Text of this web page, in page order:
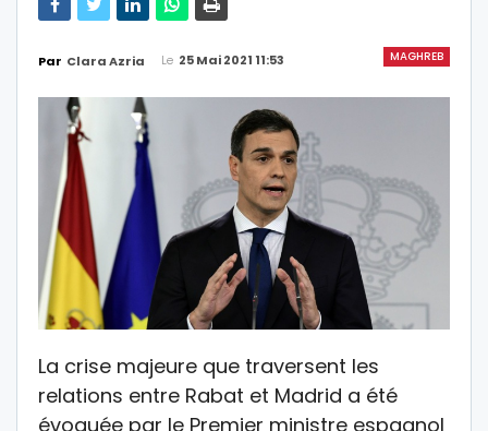
MAGHREB
Par Clara Azria Le 25 Mai 2021 11:53
La crise majeure que traversent les
relations entre Rabat et Madrid a été
évoquée par le Premier ministre espagnol